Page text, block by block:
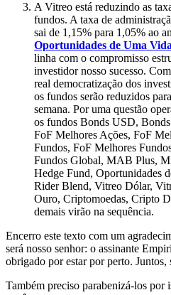
A Vitreo está reduzindo as
fundos. A taxa de
sai de 1,15% para 1,05% ao
Oportunidades de Uma Vida
linha com o compromisso
investidor nosso sucesso.
real democratização dos
os fundos serão reduzidos
semana. Por uma questão
os fundos Bonds USD,
FoF Melhores Ações, FoF
Fundos, FoF Melhores
Fundos Global, MAB Plus,
Hedge Fund, Oportunidades
Rider Blend, Vitreo Dólar,
Ouro, Criptomoedas, Cripto
demais virão na sequência.
Encerro este texto com um
será nosso senhor: o assinante
obrigado por estar por perto. Juntos,
Também preciso parabenizá-los por